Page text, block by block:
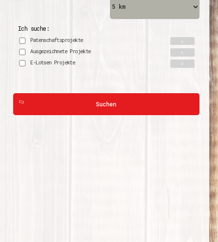
Ich suche:
Patenschaftsprojekte
Ausgezeichnete Projekte
E-Lotsen Projekte
Suchen